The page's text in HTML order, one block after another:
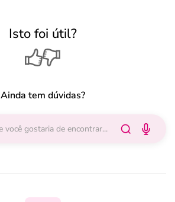
Isto foi útil?
Ainda tem dúvidas?